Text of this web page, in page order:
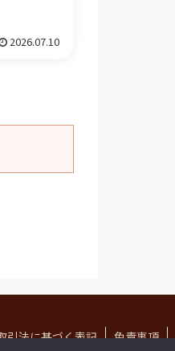
2026.07.10
引法に基づく表記 免責事項